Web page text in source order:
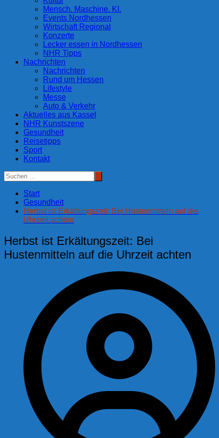
Mensch. Maschine. KI.
Events Nordhessen
Wirtschaft Regional
Konzerte
Lecker essen in Nordhessen
NHR Tipps
Nachrichten
Nachrichten
Rund um Hessen
Lifestyle
Messe
Auto & Verkehr
Aktuelles aus Kassel
NHR Kunstszene
Gesundheit
Reisetipps
Sport
Kontakt
Start
Gesundheit
Herbst ist Erkältungszeit: Bei Hustenmitteln auf die
Uhrzeit achten
Herbst ist Erkältungszeit: Bei
Hustenmitteln auf die Uhrzeit achten